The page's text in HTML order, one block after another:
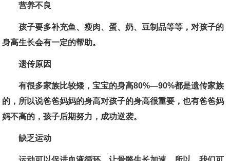
营养不良
孩子要多补充鱼、瘦肉、蛋、奶、豆制品等等，对孩子的
身高生长会有一定的帮助。
遗传原因
有很多家族比较矮，宝宝的身高80%—90%都是遗传家族
的，所以说爸爸妈妈的身高对孩子的身高很重要，也有爸爸妈
妈不高的，孩子后期努力，成功逆袭。
缺乏运动